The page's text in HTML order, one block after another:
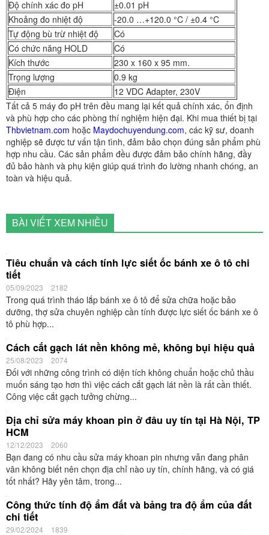
Độ chính xác đo pH
±0.01 pH
Khoảng đo nhiệt độ
-20.0 …+120.0 °C / ±0.4 °C
Tự động bù trừ nhiệt độ
Có
Có chức năng HOLD
Có
Kích thước
230 x 160 x 95 mm.
Trọng lượng
0.9 kg
Điện
12 VDC Adapter, 230V
Tất cả 5 máy đo pH trên đều mang lại kết quả chính xác, ổn định
và phù hợp cho các phòng thí nghiệm hiện đại. Khi mua thiết bị tại
Thbvietnam.com hoặc Maydochuyendung.com, các kỹ sư, doanh
nghiệp sẽ được tư vấn tận tình, đảm bảo chọn đúng sản phẩm phù
hợp nhu cầu. Các sản phẩm đều được đảm bảo chính hãng, đầy
đủ bảo hành và phụ kiện giúp quá trình đo lường nhanh chóng, an
toàn và hiệu quả.
BÀI VIẾT XEM NHIỀU
Tiêu chuẩn và cách tính lực siết ốc bánh xe ô tô chi
tiết
05/09/2023 2182
Trong quá trình tháo lắp bánh xe ô tô để sửa chữa hoặc bảo
dưỡng, thợ sửa chuyên nghiệp cần tính được lực siết ốc bánh xe ô
tô phù hợp...
Cách cắt gạch lát nền không mẻ, không bụi hiệu quả
25/08/2023 2074
Đối với những công trình có diện tích không chuẩn hoặc chủ thầu
muốn sáng tạo hơn thì việc cách cắt gạch lát nền là rất cần thiết.
Công việc cắt gạch tưởng chừng...
Địa chỉ sửa máy khoan pin ở đâu uy tín tại Hà Nội, TP
HCM
12/12/2023 2060
Bạn đang có nhu cầu sửa máy khoan pin nhưng vẫn đang phân
vân không biết nên chọn địa chỉ nào uy tín, chính hãng, và có giá
tốt nhất? Hãy yên tâm, trong...
Công thức tính độ ẩm đất và bảng tra độ ẩm của đất
chi tiết
29/02/2024 1839